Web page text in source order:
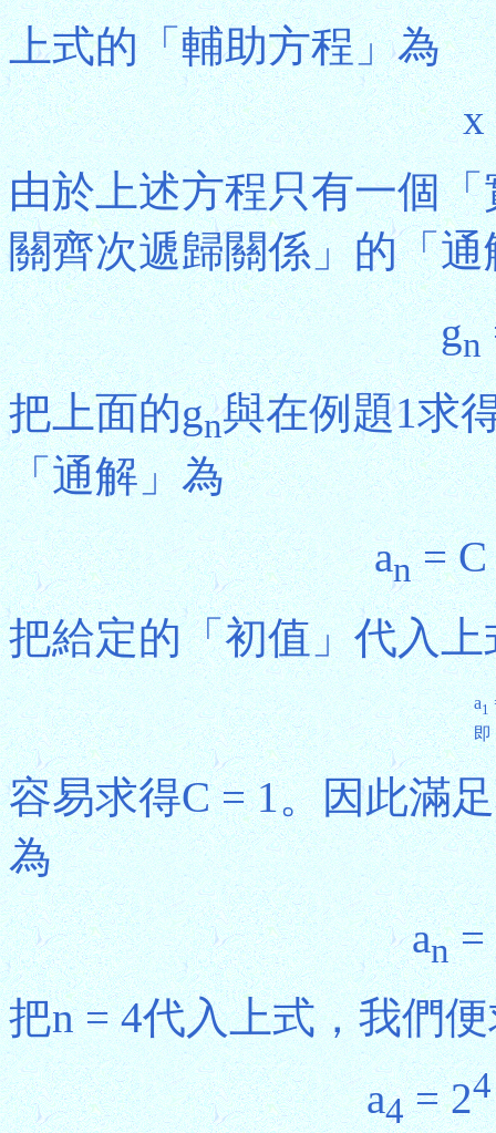
上式的「輔助方程」為
x
由於上述方程只有一個
關齊次遞歸關係」的「通
gn
把上面的gn與在例題1求
「通解」為
an= C
把給定的「初值」代入
a1
即
容易求得C = 1。因此滿
為
an=
把n = 4代入上式，我們
a4= 24